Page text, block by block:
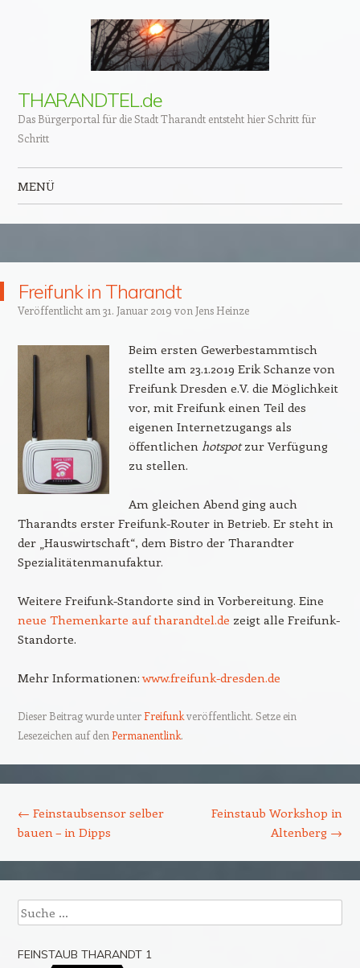
THARANDTEL.de
Das Bürgerportal für die Stadt Tharandt entsteht hier Schritt für
Schritt
MENÜ
Freifunk in Tharandt
Veröffentlicht am 31. Januar 2019 von Jens Heinze
Beim ersten Gewerbestammtisch
stellte am 23.1.2019 Erik Schanze von
Freifunk Dresden e.V. die Möglichkeit
vor, mit Freifunk einen Teil des
eigenen Internetzugangs als
öffentlichen hotspotzur Verfügung
zu stellen.
Am gleichen Abend ging auch
Tharandts erster Freifunk-Router in Betrieb. Er steht in
der „Hauswirtschaft“, dem Bistro der Tharandter
Spezialitätenmanufaktur.
Weitere Freifunk-Standorte sind in Vorbereitung. Eine
neue Themenkarte auf tharandtel.de zeigt alle Freifunk-
Standorte.
Mehr Informationen:www.freifunk-dresden.de
Dieser Beitrag wurde unterFreifunkveröffentlicht. Setze ein
Lesezeichen auf den Permanentlink.
← Feinstaubsensor selber
bauen – in Dipps
Feinstaub Workshop in
Altenberg →
Suche
FEINSTAUB THARANDT 1